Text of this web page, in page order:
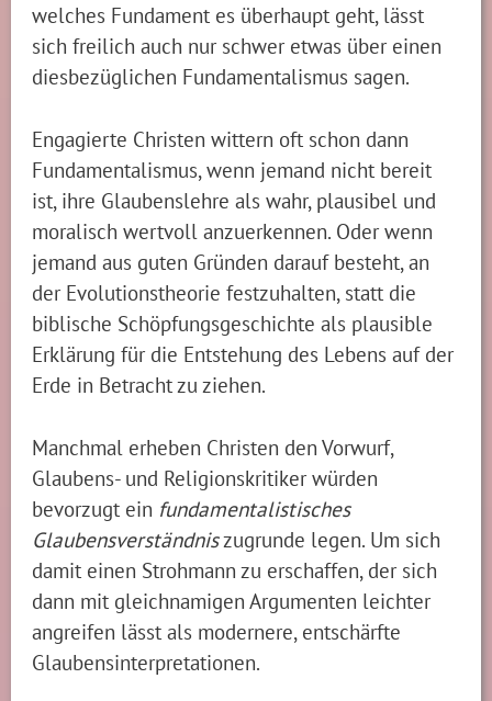
welches Fundament es überhaupt geht, lässt
sich freilich auch nur schwer etwas über einen
diesbezüglichen Fundamentalismus sagen.
Engagierte Christen wittern oft schon dann
Fundamentalismus, wenn jemand nicht bereit
ist, ihre Glaubenslehre als wahr, plausibel und
moralisch wertvoll anzuerkennen. Oder wenn
jemand aus guten Gründen darauf besteht, an
der Evolutionstheorie festzuhalten, statt die
biblische Schöpfungsgeschichte als plausible
Erklärung für die Entstehung des Lebens auf der
Erde in Betracht zu ziehen.
Manchmal erheben Christen den Vorwurf,
Glaubens- und Religionskritiker würden
bevorzugt ein fundamentalistisches
Glaubensverständniszugrunde legen. Um sich
damit einen Strohmann zu erschaffen, der sich
dann mit gleichnamigen Argumenten leichter
angreifen lässt als modernere, entschärfte
Glaubensinterpretationen.